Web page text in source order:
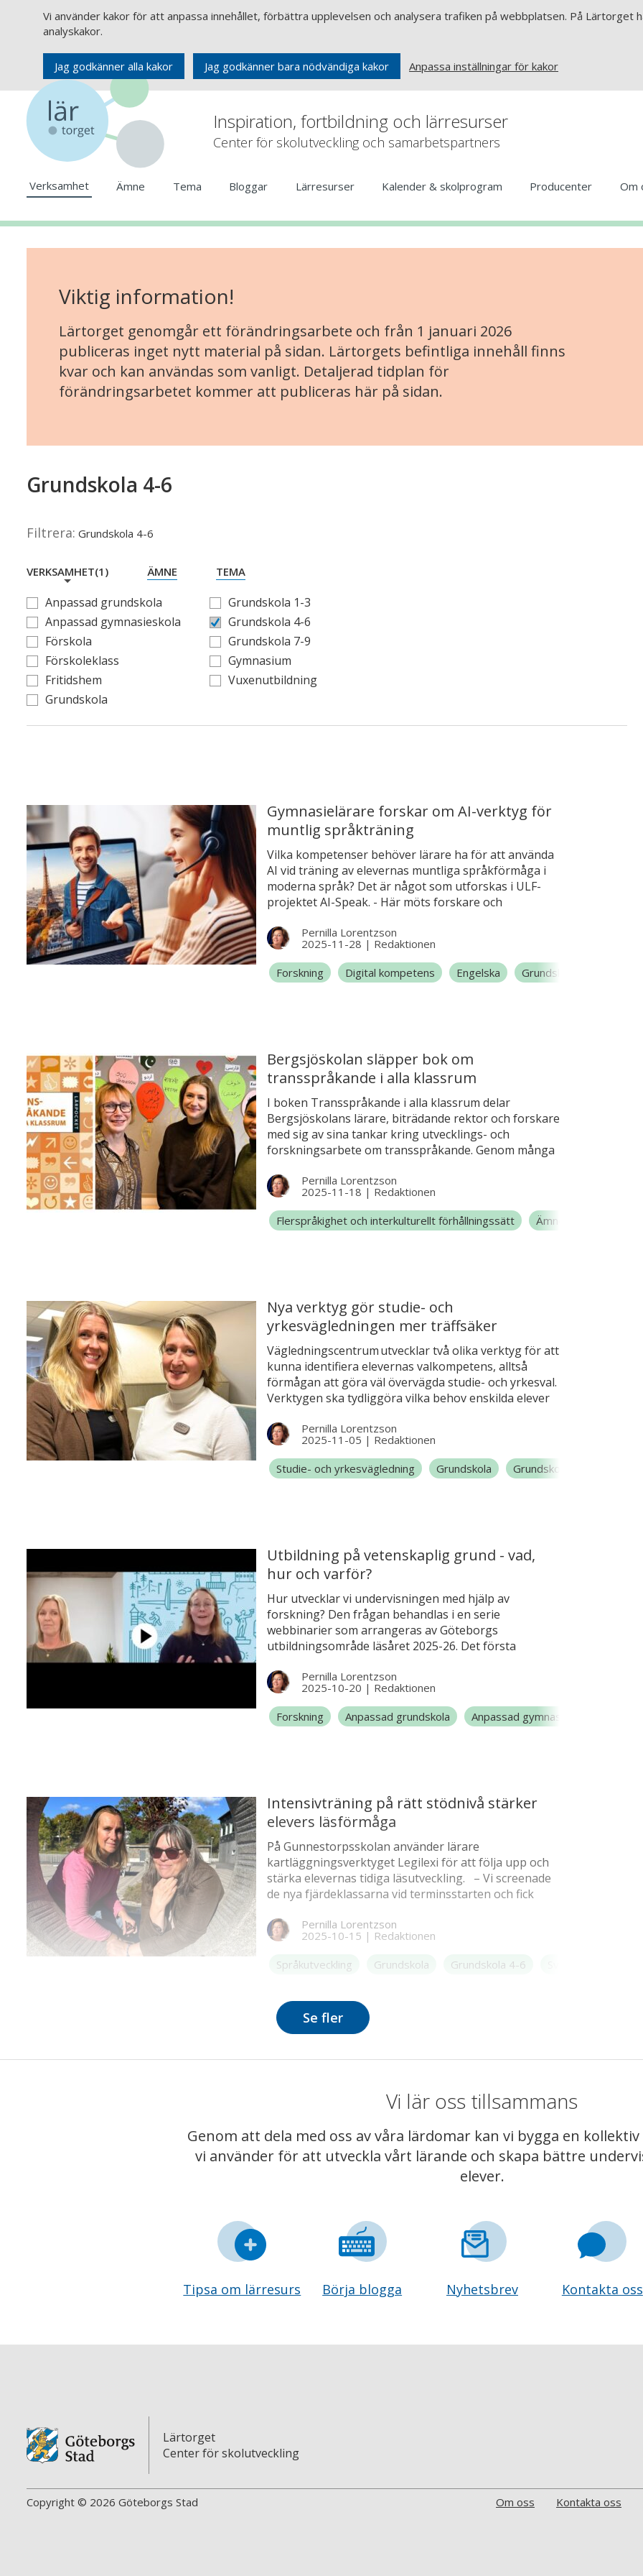
Vi använder kakor för att anpassa innehållet, förbättra upplevelsen och analysera trafiken på webbplatsen. På Lärtorget
analyskakor.
Jag godkänner alla kakor Jag godkänner bara nödvändiga kakor Anpassa inställningar för kakor
Inspiration, fortbildning och lärresurser
Center för skolutveckling och samarbetspartners
Verksamhet Ämne Tema Bloggar Lärresurser Kalender & skolprogram Producenter Om
Viktig information!
Lärtorget genomgår ett förändringsarbete och från 1 januari 2026
publiceras inget nytt material på sidan. Lärtorgets befintliga innehåll finns
kvar och kan användas som vanligt. Detaljerad tidplan för
förändringsarbetet kommer att publiceras här på sidan.
Grundskola 4-6
Filtrera: Grundskola 4-6
VERKSAMHET(1) ÄMNE TEMA
Anpassad grundskola
Anpassad gymnasieskola
Förskola
Förskoleklass
Fritidshem
Grundskola
Grundskola 1-3
Grundskola 4-6
Grundskola 7-9
Gymnasium
Vuxenutbildning
Gymnasielärare forskar om AI-verktyg för
muntlig språkträning
Vilka kompetenser behöver lärare ha för att använda
AI vid träning av elevernas muntliga språkförmåga i
moderna språk? Det är något som utforskas i ULF-
projektet AI-Speak. - Här möts forskare och
konversations-AI kan användas för att stärka elevers
mod att tala på målspråket och samtidigt
dokumentera deras aktivitet och prestationer. Syftet
är både att underlätta återkopplingen till eleverna och
Pernilla Lorentzson
2025-11-28 | Redaktionen
Forskning
Digital kompetens Engelska Grundskola
Bergsjöskolan släpper bok om
transspråkande i alla klassrum
I boken Transspråkande i alla klassrum delar
Bergsjöskolans lärare, biträdande rektor och forskare
med sig av sina tankar kring utvecklings- och
forskningsarbete om transspråkande. Genom många
sprida kunskap och inspiration till andra skolor.
Pernilla Lorentzson
2025-11-18 | Redaktionen
Flerspråkighet och interkulturellt förhållningssätt
Ämnesövergripande
Nya verktyg gör studie- och
yrkesvägledningen mer träffsäker
Vägledningscentrum utvecklar två olika verktyg för att
kunna identifiera elevernas valkompetens, alltså
förmågan att göra väl övervägda studie- och yrkesval.
Verktygen ska tydliggöra vilka behov enskilda elever
hoppas vi kunna möta elevernas behov ännu bättre
för att stärka deras valkompetens, säger Anna Jolsby,
enhetschef på Vägledningscentrum.
Pernilla Lorentzson
2025-11-05 | Redaktionen
Studie- och yrkesvägledning
Grundskola Grundskola 1-3
Utbildning på vetenskaplig grund - vad,
hur och varför?
Hur utvecklar vi undervisningen med hjälp av
forskning? Den frågan behandlas i en serie
webbinarier som arrangeras av Göteborgs
utbildningsområde läsåret 2025-26. Det första
reder Camilla Björklund ut vad begreppen
”vetenskaplig grund” och ”vetenskapligt
förhållningssätt” innebär för dig som arbetar i
klassrum eller i barngrupp.
Pernilla Lorentzson
2025-10-20 | Redaktionen
Forskning
Anpassad grundskola Anpassad gymnasieskola
Intensivträning på rätt stödnivå stärker
elevers läsförmåga
På Gunnestorpsskolan använder lärare
kartläggningsverktyget Legilexi för att följa upp och
stärka elevernas tidiga läsutveckling. – Vi screenade
de nya fjärdeklassarna vid terminsstarten och fick
lång tid att identifiera. Redan efter ett par veckor
kunde vi sätta ihop stödgrupper utifrån elevernas
behov, säger Charlotte Georén Sprung, klasslärare
och förstelärare i svenska.
Pernilla Lorentzson
2025-10-15 | Redaktionen
Språkutveckling
Grundskola Grundskola 4-6
Se fler
Vi lär oss tillsammans
Genom att dela med oss av våra lärdomar kan vi bygga en
vi använder för att utveckla vårt lärande och skapa bättre
elever.
Tipsa om lärresurs Börja blogga Nyhetsbrev Kontakta oss
Lärtorget
Center för skolutveckling
Copyright © 2026 Göteborgs Stad Om oss Kontakta oss